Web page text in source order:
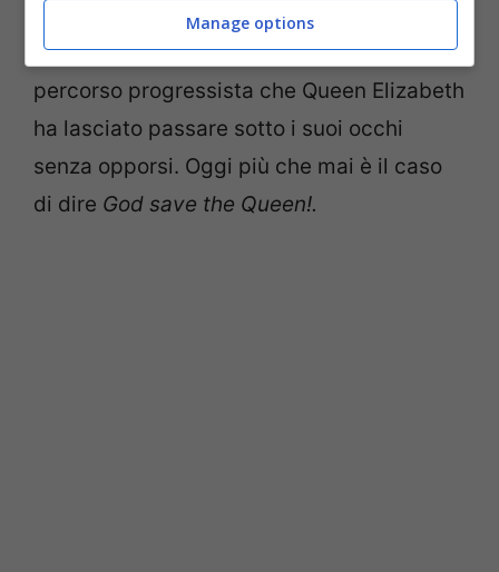
matrimonio gayinterno alla famiglia
reale inglese va quindi a completare un
percorso progressista che Queen Elizabeth
ha lasciato passare sotto i suoi occhi
senza opporsi. Oggi più che mai è il caso
di dire God save the Queen!.
Manage options